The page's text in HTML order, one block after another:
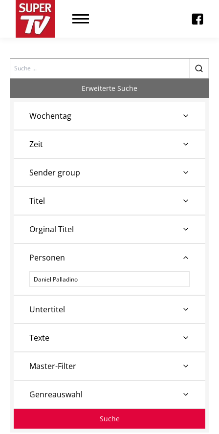
Search
Erweiterte Suche
Wochentag
Zeit
Sender group
Titel
Orginal Titel
Personen
Personen
Untertitel
Texte
Master-Filter
Genreauswahl
Suche